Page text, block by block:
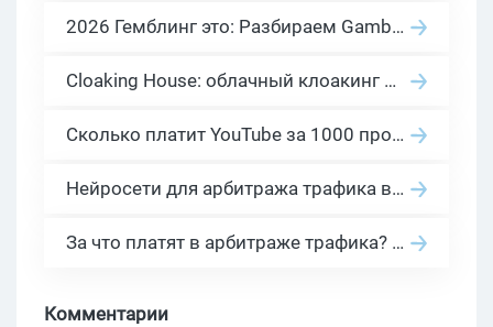
2026 Гемблинг это: Разбираем Gambling вертикаль, и все что связано с гемблинг и беттинг офферами
Cloaking House: облачный клоакинг для фильтрации ботов FB и Google Ads — гайд PHP-интеграции 2026
Сколько платит YouTube за 1000 просмотров в 2026: реальные цифры от 0.5 до 36 USD по ГЕО
Нейросети для арбитража трафика в 2026: инструменты, кейсы и AI-медиабайеры
За что платят в арбитраже трафика? 30 моделей оплаты в бурж и СНГ партнерках
Комментарии